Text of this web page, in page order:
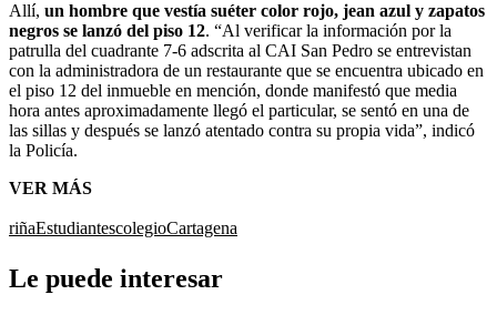
Allí, un hombre que vestía suéter color rojo, jean azul y zapatos
negros se lanzó del piso 12. “Al verificar la información por la
patrulla del cuadrante 7-6 adscrita al CAI San Pedro se entrevistan
con la administradora de un restaurante que se encuentra ubicado en
el piso 12 del inmueble en mención, donde manifestó que media
hora antes aproximadamente llegó el particular, se sentó en una de
las sillas y después se lanzó atentado contra su propia vida”, indicó
la Policía.
VER MÁS
riñaEstudiantescolegioCartagena
Le puede interesar